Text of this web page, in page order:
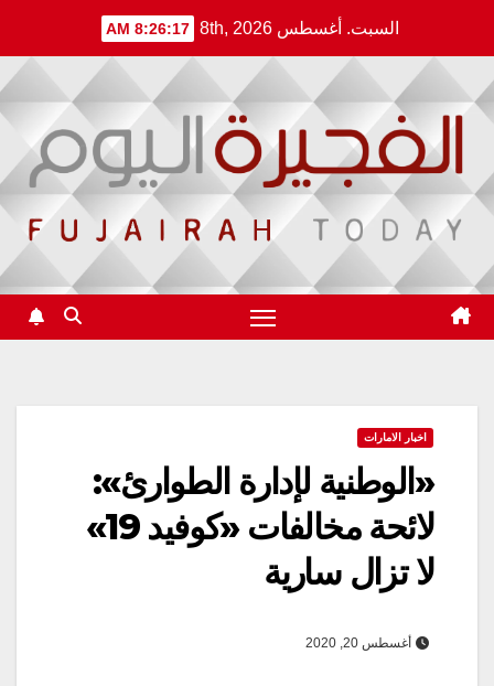
content
السبت. أغسطس 8th, 2026 8:26:18 AM
اخبار الامارات
«الوطنية لإدارة الطوارئ»:
لائحة مخالفات «كوفيد 19»
لا تزال سارية
أغسطس 20, 2020